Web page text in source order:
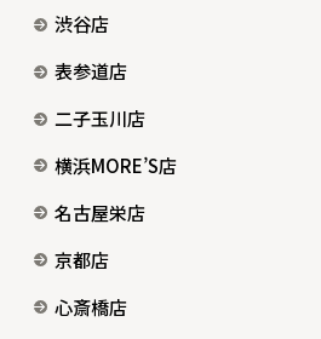
渋谷店
表参道店
二子玉川店
横浜MORE’S店
名古屋栄店
京都店
心斎橋店